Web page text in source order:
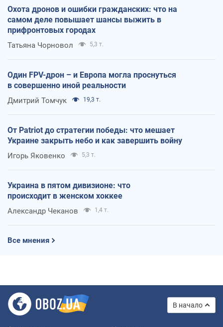
Охота дронов и ошибки гражданских: что на
самом деле повышает шансы выжить в
прифронтовых городах
Татьяна Чорновол 5,3 т.
Один FPV-дрон – и Европа могла проснуться
в совершенно иной реальности
Дмитрий Томчук 19,3 т.
От Patriot до стратегии победы: что мешает
Украине закрыть небо и как завершить войну
Игорь Яковенко 5,3 т.
Украина в пятом дивизионе: что
происходит в женском хоккее
Александр Чеканов 1,4 т.
Все мнения
В начало